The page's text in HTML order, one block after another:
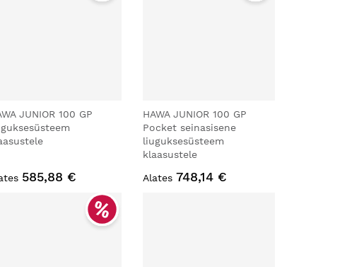
JUNIOR 100 GP
585,88 €
HAWA JUNIOR 100 GP
Pocket seinasisene
liuguksesüsteem
klaasustele
Alates 748,14 €